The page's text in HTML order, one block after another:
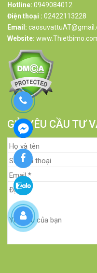
Hotline: 0949084012
Điện thoại : 02422113228
Email:
Website:
GỬI YÊU CẦU TƯ